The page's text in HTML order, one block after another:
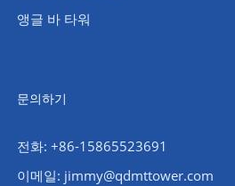
앵글 바 타워
문의하기
전화: +86-15865523691
이메일: jimmy@qdmttower.com